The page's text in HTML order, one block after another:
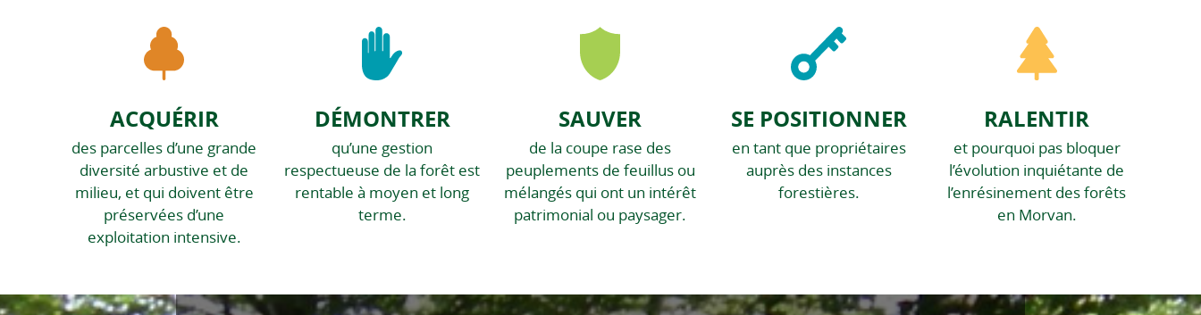
ACQUÉRIR
des parcelles d’une grande
diversité arbustive et de
milieu, et qui doivent être
préservées d’une
exploitation intensive.
DÉMONTRER
qu’une gestion
respectueuse de la forêt est
rentable à moyen et long
terme.
SAUVER
de la coupe rase des
peuplements de feuillus ou
mélangés qui ont un intérêt
patrimonial ou paysager.
SE POSITIONNER
en tant que propriétaires
auprès des instances
forestières.
RALENTIR
et pourquoi pas bloquer
l’évolution inquiétante de
l’enrésinement des forêts
en Morvan.